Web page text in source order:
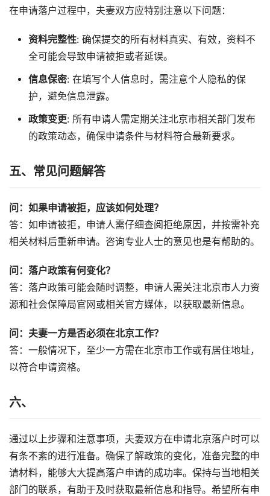
在申请落户过程中，夫妻双方应特别注意以下问题：
资料完整性: 确保提交的所有材料真实、有效，资料不
全可能会导致申请被拒或者延误。
信息保密: 在填写个人信息时，需注意个人隐私的保
护，避免信息泄露。
政策变更: 所有申请人需定期关注北京市相关部门发布
的政策动态，确保申请条件与材料符合最新要求。
五、常见问题解答
问：如果申请被拒，应该如何处理？
答：如申请被拒，申请人需仔细查阅拒绝原因，并按需补充
相关材料后重新申请。咨询专业人士的意见也是有帮助的。
问：落户政策有何变化？
答：落户政策可能会随时调整，申请人需关注北京市人力资
源和社会保障局官网或相关官方媒体，以获取最新信息。
问：夫妻一方是否必须在北京工作？
答：一般情况下，至少一方需在北京市工作或有居住地址，
以符合申请资格。
六、
通过以上步骤和注意事项，夫妻双方在申请北京落户时可以
有条不紊的进行准备。确保了解政策的变化，准备完整的申
请材料，能够大大提高落户申请的成功率。保持与当地相关
部门的联系，有助于及时获取最新信息和指导。希望所有申